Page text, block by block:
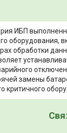
ИБП
оборудования,
обработки
замены